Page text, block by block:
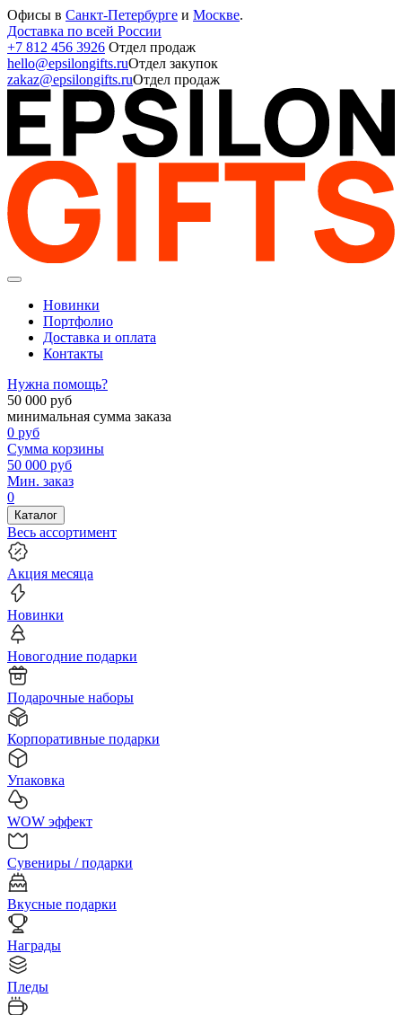
Офисы в Санкт-Петербурге и Москве.
Доставка по всей России
+7 812 456 3926 Отдел продаж
hello@epsilongifts.ruОтдел закупок
zakaz@epsilongifts.ruОтдел продаж
Новинки
Портфолио
Доставка и оплата
Контакты
Нужна помощь?
50 000 руб
минимальная сумма заказа
0 руб
Сумма корзины
50 000 руб
Мин. заказ
0
Каталог
Весь ассортимент
Акция месяца
Новинки
Новогодние подарки
Подарочные наборы
Корпоративные подарки
Упаковка
WOW эффект
Сувениры / подарки
Вкусные подарки
Награды
Пледы